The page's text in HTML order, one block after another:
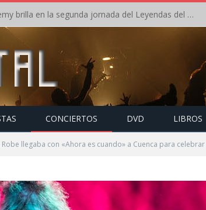
Crónica: Arch Enemy brilla en la segunda jornada del Leyendas del Rock – Jueves – Agosto 2026
CONCIERTOS DVD LIBROS
Robe llegaba con «Ahora es cuando» a Cuenca para